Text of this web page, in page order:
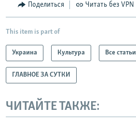
Поделиться Читать без VPN
This item is part of
Украина Культура Все статьи
ГЛАВНОЕ ЗА СУТКИ
ЧИТАЙТЕ ТАКЖЕ: